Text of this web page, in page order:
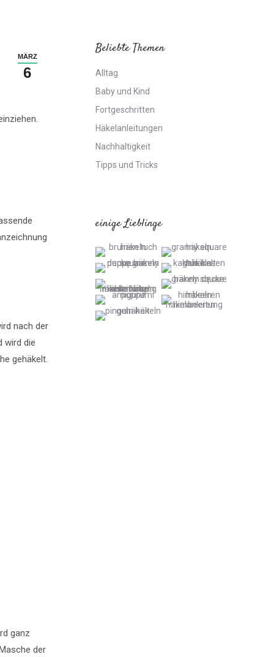
MÄRZ
6
nach der
wird die
gehäkelt.
ganz
der
Beliebte Themen
Alltag
Baby und Kind
Fortgeschritten
Häkelanleitungen
Nachhaltigkeit
Tipps und Tricks
einige Lieblinge